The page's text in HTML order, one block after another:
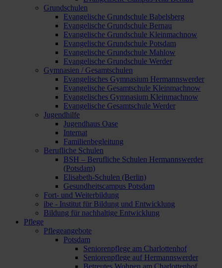
Grundschulen
Evangelische Grundschule Babelsberg
Evangelische Grundschule Bernau
Evangelische Grundschule Kleinmachnow
Evangelische Grundschule Potsdam
Evangelische Grundschule Mahlow
Evangelische Grundschule Werder
Gymnasien / Gesamtschulen
Evangelisches Gymnasium Hermannswerder
Evangelische Gesamtschule Kleinmachnow
Evangelisches Gymnasium Kleinmachnow
Evangelische Gesamtschule Werder
Jugendhilfe
Jugendhaus Oase
Internat
Familienbegleitung
Berufliche Schulen
BSH – Berufliche Schulen Hermannswerder
(Potsdam)
Elisabeth-Schulen (Berlin)
Gesundheitscampus Potsdam
Fort- und Weiterbildung
ibe - Institut für Bildung und Entwicklung
Bildung für nachhaltige Entwicklung
Pflege
Pflegeangebote
Potsdam
Seniorenpflege am Charlottenhof
Seniorenpflege auf Hermannswerder
Betreutes Wohnen am Charlottenhof